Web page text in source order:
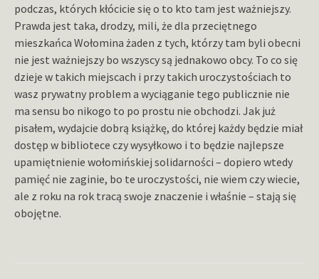
podczas, których kłócicie się o to kto tam jest ważniejszy.
Prawda jest taka, drodzy, mili, że dla przeciętnego
mieszkańca Wołomina żaden z tych, którzy tam byli obecni
nie jest ważniejszy bo wszyscy są jednakowo obcy. To co się
dzieje w takich miejscach i przy takich uroczystościach to
wasz prywatny problem a wyciąganie tego publicznie nie
ma sensu bo nikogo to po prostu nie obchodzi. Jak już
pisałem, wydajcie dobrą książkę, do której każdy będzie miał
dostęp w bibliotece czy wysyłkowo i to będzie najlepsze
upamiętnienie wołomińskiej solidarności – dopiero wtedy
pamięć nie zaginie, bo te uroczystości, nie wiem czy wiecie,
ale z roku na rok tracą swoje znaczenie i właśnie – stają się
obojętne.